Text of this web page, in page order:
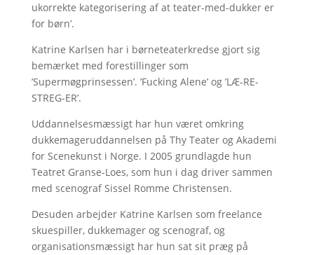
ukorrekte kategorisering af at teater-med-dukker er
for børn’.
Katrine Karlsen har i børneteaterkredse gjort sig
bemærket med forestillinger som
’Supermøgprinsessen’. ’Fucking Alene’ og ’LÆ-RE-
STREG-ER’.
Uddannelsesmæssigt har hun været omkring
dukkemageruddannelsen på Thy Teater og Akademi
for Scenekunst i Norge. I 2005 grundlagde hun
Teatret Granse-Loes, som hun i dag driver sammen
med scenograf Sissel Romme Christensen.
Desuden arbejder Katrine Karlsen som freelance
skuespiller, dukkemager og scenograf, og
organisationsmæssigt har hun sat sit præg på